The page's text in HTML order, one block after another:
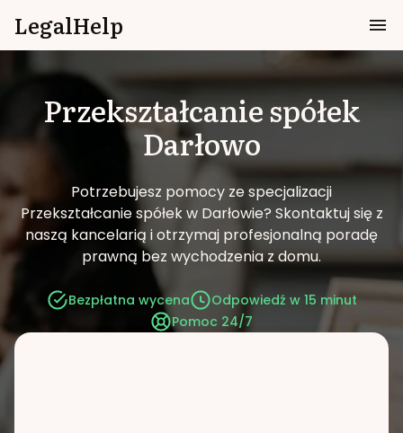
LegalHelp
Przekształcanie spółek
Darłowo
Potrzebujesz pomocy ze specjalizacji
Przekształcanie spółek w Darłowie? Skontaktuj się z
naszą kancelarią i otrzymaj profesjonalną poradę
prawną bez wychodzenia z domu.
Bezpłatna wycena
Odpowiedź w 15 minut
Pomoc 24/7